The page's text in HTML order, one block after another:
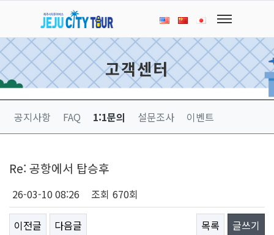
고객센터
공지사항 FAQ 1:1문의 설문조사 이벤트
Re: 공항에서 탑승후
26-03-10 08:26 조회 670회
이전글 다음글 목록 글쓰기